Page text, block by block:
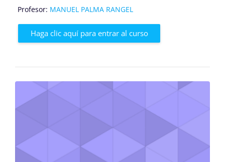
Profesor: MANUEL PALMA RANGEL
Haga clic aquí para entrar al curso